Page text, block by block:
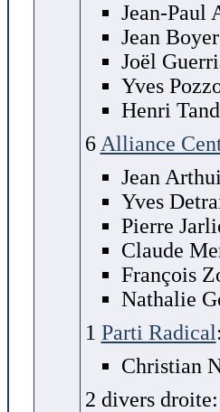
Jean-Paul
Jean
Joël
Yves
Henri
6 Alliance
Jean
Yves
Pierre
Claude
François
Nathalie
1 Parti Radical:
Christian
2 divers droite: